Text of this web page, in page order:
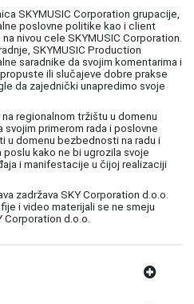
SKYMUSIC Corporation grupacije,
poslovne politike kao i client
nivou cele SKYMUSIC Corporation.
SKYMUSIC Production
saradnike da svojim komentarima i
ili slučajeve dobre prakse
da zajednički unapredimo svoje
regionalnom tržištu u domenu
svojim primerom rada i poslovne
u domenu bezbednosti na radu i
kako ne bi ugrozila svoje
i manifestacije u čijoj realizaciji
zadržava SKY Corporation d.o.o.
i video materijali se ne smeju
d.o.o.